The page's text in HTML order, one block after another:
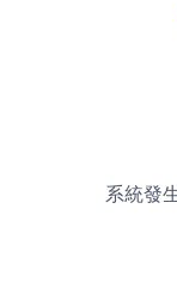
系統發